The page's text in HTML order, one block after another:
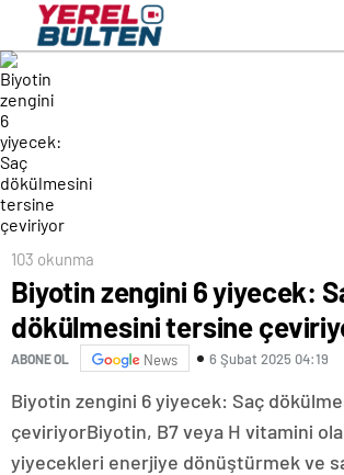
103 okunma
Biyotin zengini 6 yiyecek:
dökülmesini tersine
ABONE OL News 6 Şubat 2025 04:19
Biyotin zengini 6 yiyecek: Saç
çeviriyorBiyotin, B7 veya H vitamini
yiyecekleri enerjiye dönüştürmek ve